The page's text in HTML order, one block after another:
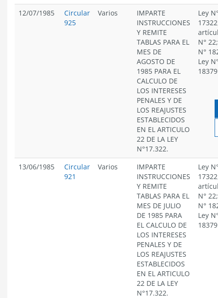
12/07/1985
Circular
925
Varios
IMPARTE
INSTRUCCIONES
Y REMITE
TABLAS PARA EL
MES DE
AGOSTO DE
1985 PARA EL
CALCULO DE
LOS INTERESES
PENALES Y DE
LOS REAJUSTES
ESTABLECIDOS
EN EL ARTICULO
22 DE LA LEY
N°17.322.
Ley
N°
N°
Ley
18379
13/06/1985
Circular
921
Varios
IMPARTE
INSTRUCCIONES
Y REMITE
TABLAS PARA EL
MES DE JULIO
DE 1985 PARA
EL CALCULO DE
LOS INTERESES
PENALES Y DE
LOS REAJUSTES
ESTABLECIDOS
EN EL ARTICULO
22 DE LA LEY
N°17.322.
Ley
N°
N°
Ley
18379